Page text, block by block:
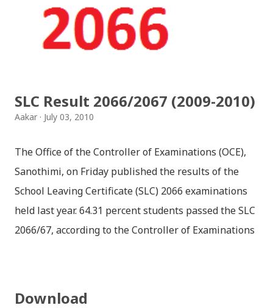
SLC Result 2066/2067 (2009-2010)
Aakar July 03, 2010
The Office of the Controller of Examinations (OCE),
Sanothimi, on Friday published the results of the
School Leaving Certificate (SLC) 2066 examinations
held last year. 64.31 percent students passed the SLC
2066/67, according to the Controller of Examinations
Download